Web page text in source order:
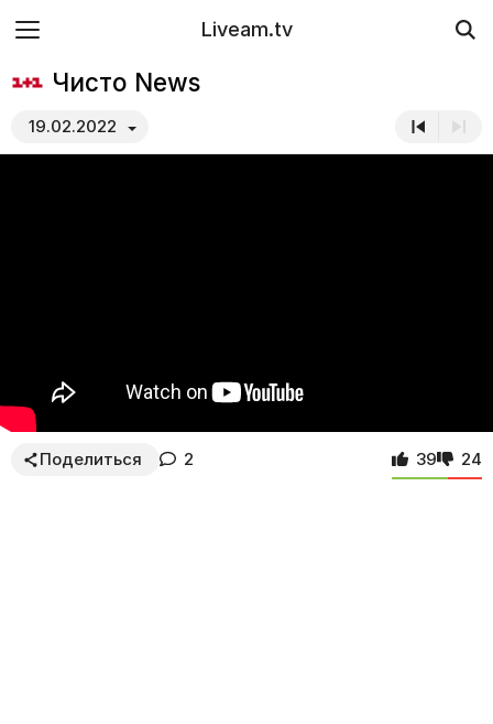
Liveam.tv
Чисто News
19.02.2022
Поделиться 2 39 24